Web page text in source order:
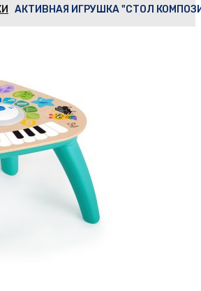
АКТИВНАЯ ИГРУШКА "СТОЛ